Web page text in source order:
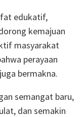
edukatif,
kemajuan
masyarakat
perayaan
bermakna.
semangat baru,
dan semakin